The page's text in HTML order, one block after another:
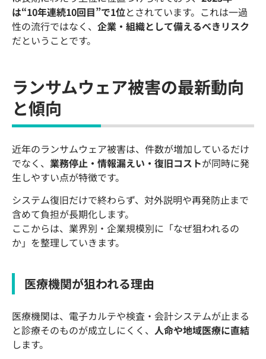
は“10年連続10回目”で1位とされています。これは一過
性の流行ではなく、 企業・組織として備えるべきリスク
だということです。
ランサムウェア被害の最新動向
と傾向
近年のランサムウェア被害は、件数が増加しているだけ
でなく、 業務停止・情報漏えい・復旧コストが同時に発
生しやすい点が特徴です。
システム復旧だけで終わらず、対外説明や再発防止まで
含めて負担が長期化します。
ここからは、業界別・企業規模別に「なぜ狙われるの
か」を整理していきます。
医療機関が狙われる理由
医療機関は、電子カルテや検査・会計システムが止まる
と診療そのものが成立しにくく、 人命や地域医療に直結
します。